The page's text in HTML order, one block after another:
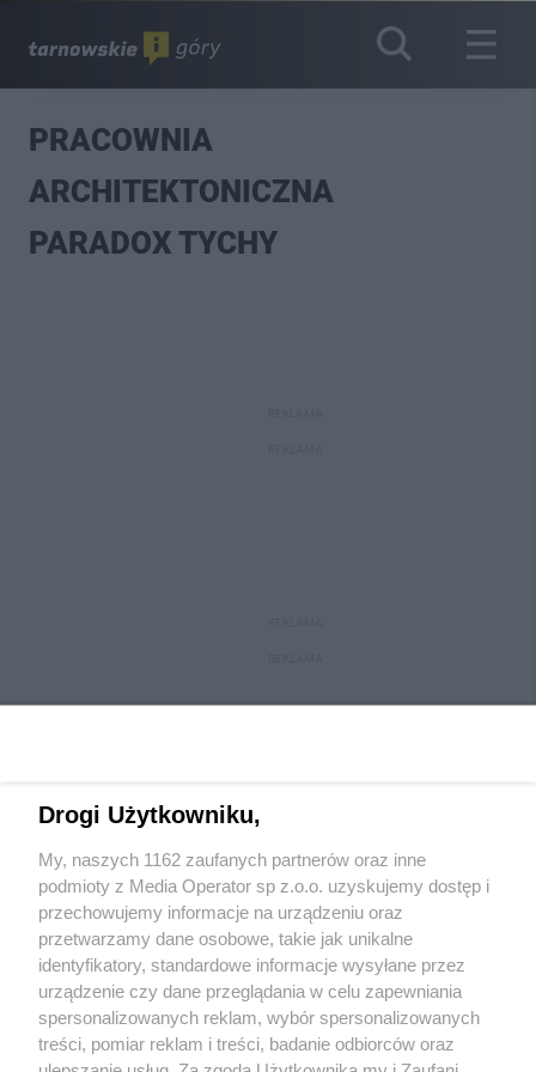
PRACOWNIA
ARCHITEKTONICZNA
PARADOX TYCHY
Wydawca mediówlokalnych
Drogi Użytkowniku,
My, naszych 1162 zaufanych partnerów oraz inne
podmioty z Media Operator sp z.o.o. uzyskujemy dostęp i
przechowujemy informacje na urządzeniu oraz
przetwarzamy dane osobowe, takie jak unikalne
identyfikatory, standardowe informacje wysyłane przez
urządzenie czy dane przeglądania w celu zapewniania
spersonalizowanych reklam, wybór spersonalizowanych
treści, pomiar reklam i treści, badanie odbiorców oraz